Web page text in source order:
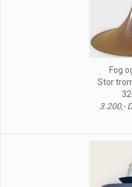
Fog
Stor
3.200,-